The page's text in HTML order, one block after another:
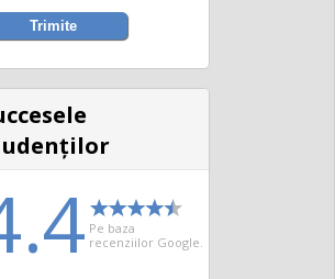
Pe baza
recenziilor Google.